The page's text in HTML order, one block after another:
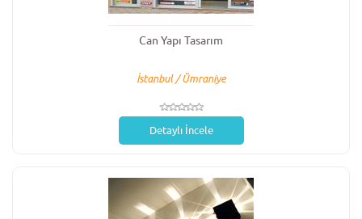
Can Yapı Tasarım
İstanbul / Ümraniye
Detaylı İncele